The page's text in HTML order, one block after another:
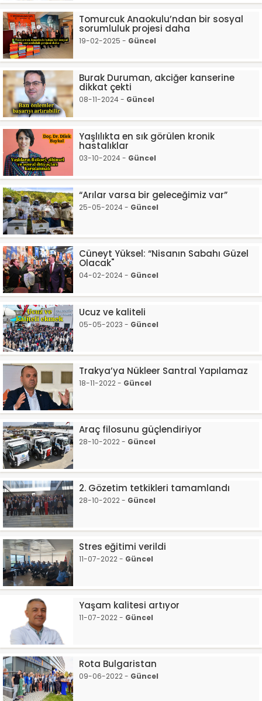
Tomurcuk Anaokulu’ndan bir sosyal
sorumluluk projesi daha
19-02-2025 - Güncel
Burak Duruman, akciğer kanserine
dikkat çekti
08-11-2024 - Güncel
Yaşlılıkta en sık görülen kronik
hastalıklar
03-10-2024 - Güncel
“Arılar varsa bir geleceğimiz var”
25-05-2024 - Güncel
Cüneyt Yüksel: “Nisanın Sabahı Güzel
Olacak"
04-02-2024 - Güncel
Ucuz ve kaliteli
05-05-2023 - Güncel
Trakya’ya Nükleer Santral Yapılamaz
18-11-2022 - Güncel
Araç filosunu güçlendiriyor
28-10-2022 - Güncel
2. Gözetim tetkikleri tamamlandı
28-10-2022 - Güncel
Stres eğitimi verildi
11-07-2022 - Güncel
Yaşam kalitesi artıyor
11-07-2022 - Güncel
Rota Bulgaristan
09-06-2022 - Güncel